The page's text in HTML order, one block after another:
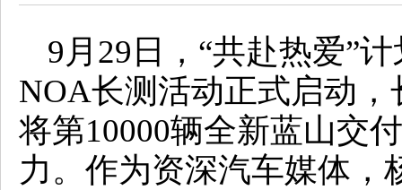
9月29日，“共赴热爱”
NOA长测活动正式启动
将第10000辆全新蓝山交
力。作为资深汽车媒体，